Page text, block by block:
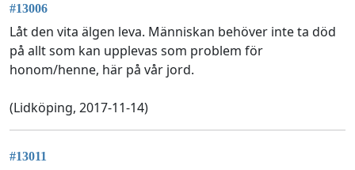
#13006
Låt den vita älgen leva. Människan behöver inte ta död
på allt som kan upplevas som problem för
honom/henne, här på vår jord.
(Lidköping, 2017-11-14)
#13011